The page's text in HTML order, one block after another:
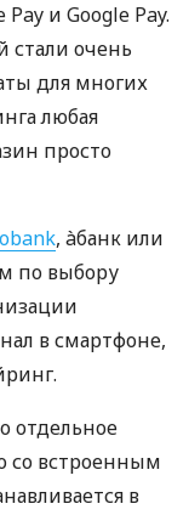
и Google Pay.
стали очень
для многих
любая
просто
, àбанк или
по выбору
в смартфоне,
отдельное
со встроенным
в